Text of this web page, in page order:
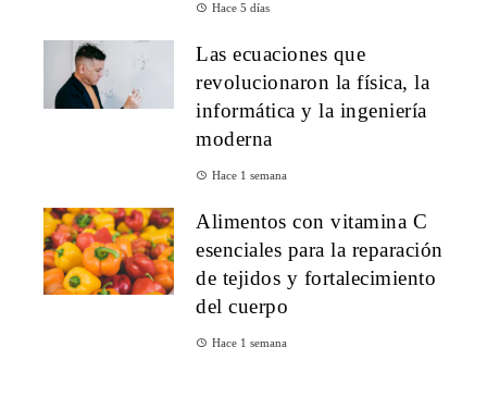
Hace 5 días
Las ecuaciones que
revolucionaron la física, la
informática y la ingeniería
moderna
Hace 1 semana
Alimentos con vitamina C
esenciales para la reparación
de tejidos y fortalecimiento
del cuerpo
Hace 1 semana